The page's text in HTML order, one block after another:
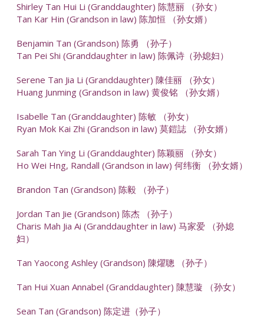
Shirley Tan Hui Li (Granddaughter) 陈慧丽 （孙女）
Tan Kar Hin (Grandson in law) 陈加恒 （孙女婿）
Benjamin Tan (Grandson) 陈勇 （孙子）
Tan Pei Shi (Granddaughter in law) 陈佩诗（孙媳妇）
Serene Tan Jia Li (Granddaughter) 陳佳丽 （孙女）
Huang Junming (Grandson in law) 黄俊铭 （孙女婿）
Isabelle Tan (Granddaughter) 陈敏 （孙女）
Ryan Mok Kai Zhi (Grandson in law) 莫鎧誌 （孙女婿）
Sarah Tan Ying Li (Granddaughter) 陈颖丽 （孙女）
Ho Wei Hng, Randall (Grandson in law) 何纬衡 （孙女婿）
Brandon Tan (Grandson) 陈毅 （孙子）
Jordan Tan Jie (Grandson) 陈杰 （孙子）
Charis Mah Jia Ai (Granddaughter in law) 马家爱 （孙媳
妇）
Tan Yaocong Ashley (Grandson) 陳燿聰 （孙子）
Tan Hui Xuan Annabel (Granddaughter) 陳慧璇 （孙女）
Sean Tan (Grandson) 陈定进（孙子）